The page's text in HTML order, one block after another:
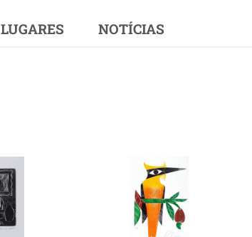
LUGARES NOTÍCIAS